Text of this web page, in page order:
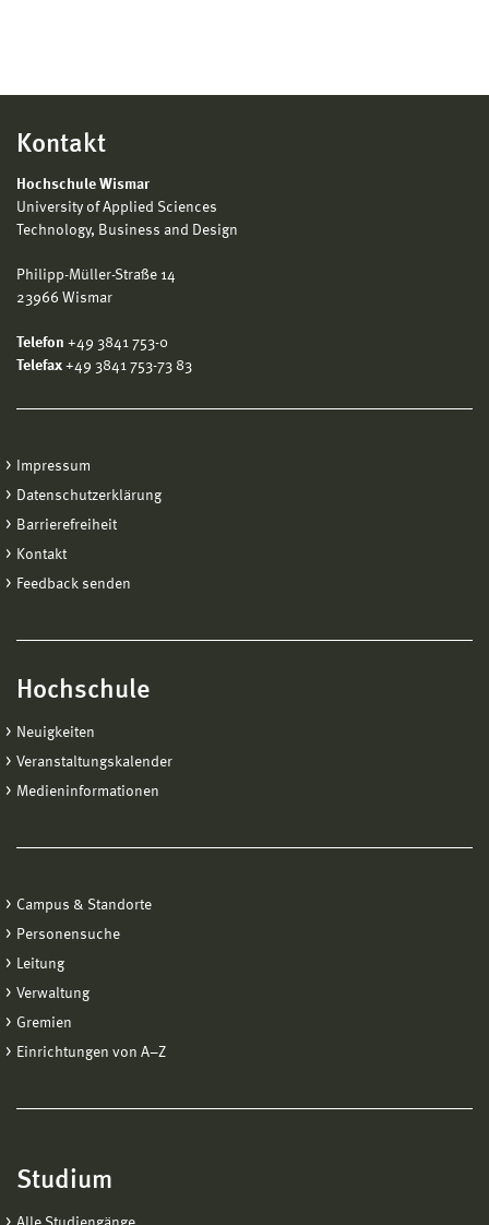
Kontakt
Hochschule Wismar
University of Applied Sciences
Technology, Business and Design
Philipp-Müller-Straße 14
23966 Wismar
Telefon +49 3841 753-0
Telefax +49 3841 753-73 83
Impressum
Datenschutzerklärung
Barrierefreiheit
Kontakt
Feedback senden
Hochschule
Neuigkeiten
Veranstaltungskalender
Medieninformationen
Campus & Standorte
Personensuche
Leitung
Verwaltung
Gremien
Einrichtungen von A−Z
Studium